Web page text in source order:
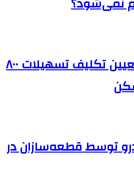
قول فرزین برای تعیین تکلیف تسهیلات ۸۰۰
توسط قطعه‌سازان در